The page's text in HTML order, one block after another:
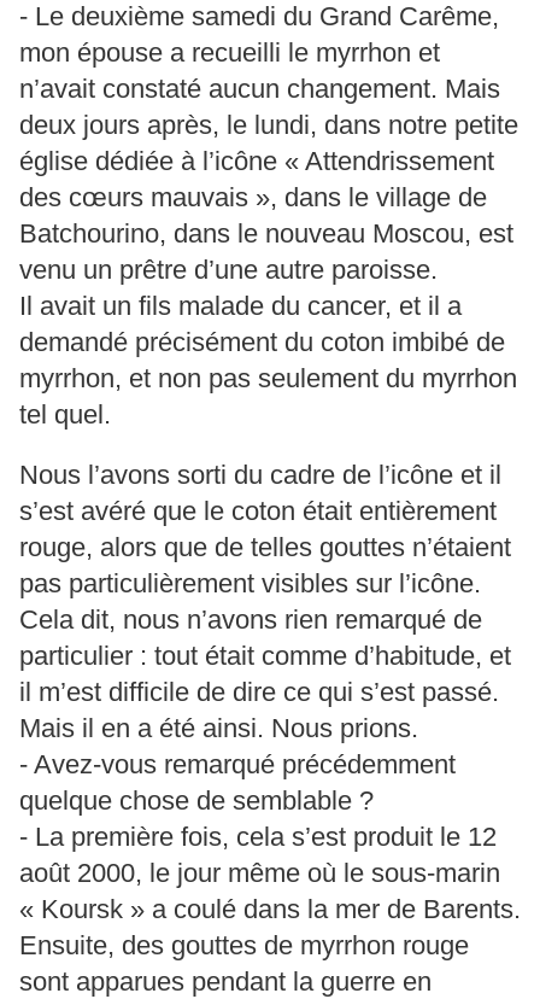
- Le deuxième samedi du Grand Carême,
mon épouse a recueilli le myrrhon et
n’avait constaté aucun changement. Mais
deux jours après, le lundi, dans notre petite
église dédiée à l’icône « Attendrissement
des cœurs mauvais », dans le village de
Batchourino, dans le nouveau Moscou, est
venu un prêtre d’une autre paroisse.
Il avait un fils malade du cancer, et il a
demandé précisément du coton imbibé de
myrrhon, et non pas seulement du myrrhon
tel quel.
Nous l’avons sorti du cadre de l’icône et il
s’est avéré que le coton était entièrement
rouge, alors que de telles gouttes n’étaient
pas particulièrement visibles sur l’icône.
Cela dit, nous n’avons rien remarqué de
particulier : tout était comme d’habitude, et
il m’est difficile de dire ce qui s’est passé.
Mais il en a été ainsi. Nous prions.
- Avez-vous remarqué précédemment
quelque chose de semblable ?
- La première fois, cela s’est produit le 12
août 2000, le jour même où le sous-marin
« Koursk » a coulé dans la mer de Barents.
Ensuite, des gouttes de myrrhon rouge
sont apparues pendant la guerre en